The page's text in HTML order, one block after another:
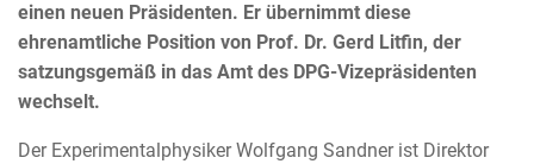
einen neuen Präsidenten. Er übernimmt diese
ehrenamtliche Position von Prof. Dr. Gerd Litfin, der
satzungsgemäß in das Amt des DPG-Vizepräsidenten
wechselt.
Der Experimentalphysiker Wolfgang Sandner ist Direktor